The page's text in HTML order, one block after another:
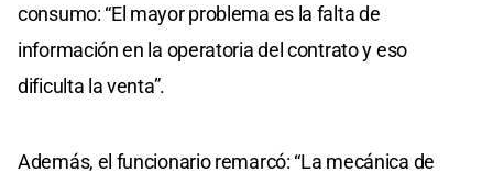
consumo: “El mayor problema es la falta de
información en la operatoria del contrato y eso
dificulta la venta”.
Además, el funcionario remarcó: “La mecánica de